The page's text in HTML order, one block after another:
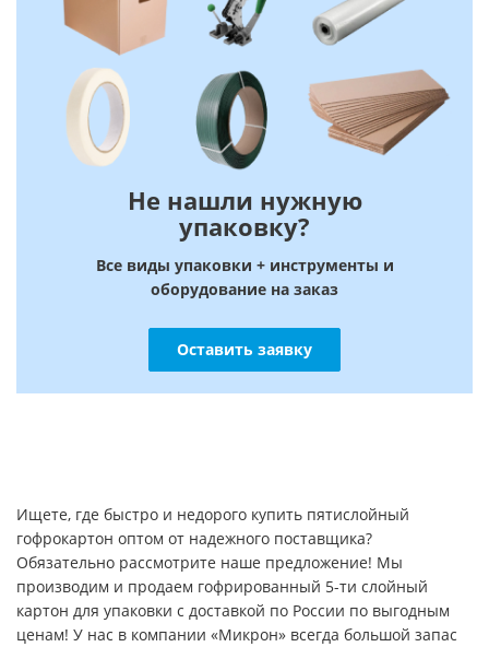
Не нашли нужную
упаковку?
Все виды упаковки + инструменты и
оборудование на заказ
Оставить заявку
Ищете, где быстро и недорого купить пятислойный
гофрокартон оптом от надежного поставщика?
Обязательно рассмотрите наше предложение! Мы
производим и продаем гофрированный 5-ти слойный
картон для упаковки с доставкой по России по выгодным
ценам! У нас в компании «Микрон» всегда большой запас